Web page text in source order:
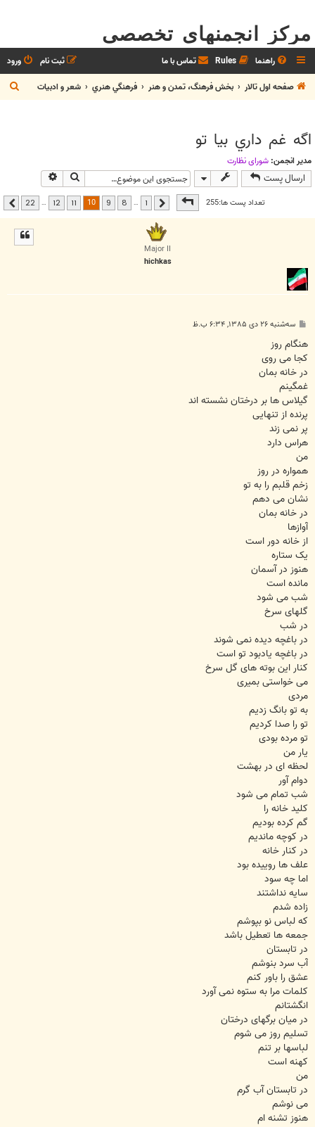
مرکز انجمنهای تخصصی
راهنما Rules تماس با ما ورود
ثبت نام
صفحه اول تالار
بخش فرهنگ، تمدن و هنر فرهنگي هنري شعر و ادبيات
ج
س
اگه غم داري بيا تو
مدیر انجمن: شوراي نظارت
ارسال پست جستجو
تعداد پست ها:255صفحه10 از22 قبلی …
8
9
10
11
12
…
22 بعدی
Major II
hichkas
پ
ت
سه‌شنبه ۲۶ دی ۱۳۸۵, ۶:۳۴ ب.ظ
هنگام روز
کجا می روی
در خانه بمان
غمگینم
گیلاس ها بر درختان نشسته اند
پرنده از تنهایی
پر نمی زند
هراس دارد
من
همواره در روز
زخم قلبم را به تو
نشان می دهم
در خانه بمان
آوازها
از خانه دور است
یک ستاره
هنوز در آسمان
مانده است
شب می شود
گلهای سرخ
در شب
در باغچه دیده نمی شوند
در باغچه یادبود تو است
کنار این بوته های گل سرخ
می خواستی بمیری
مردی
به تو بانگ زدیم
تو را صدا کردیم
تو مرده بودی
یار من
لحظه ای در بهشت
دوام آور
شب تمام می شود
کلید خانه را
گم کرده بودیم
در کوچه ماندیم
در کنار خانه
علف ها روییده بود
اما چه سود
سایه نداشتند
زاده شدم
که لباس نو بپوشم
جمعه ها تعطیل باشد
در تابستان
آب سرد بنوشم
عشق را باور کنم
کلمات مرا به ستوه نمی آورد
انگشتانم
در میان برگهای درختان
تسلیم روز می شوم
لباسها بر تنم
کهنه است
من
در تابستان آب گرم
می نوشم
هنوز تشنه ام